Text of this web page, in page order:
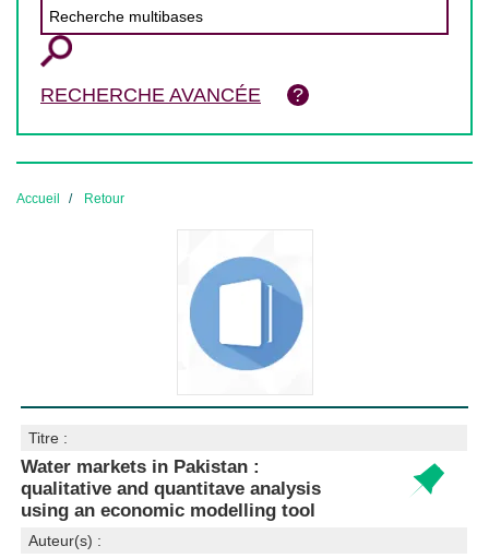
RECHERCHE AVANCÉE
Accueil Retour
Titre :
Water markets in Pakistan :
qualitative and quantitave analysis
using an economic modelling tool
Auteur(s) :